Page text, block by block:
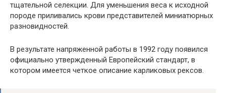
тщательной селекции. Для уменьшения веса к исходной
породе приливались крови представителей миниатюрных
разновидностей.
В результате напряженной работы в 1992 году появился
официально утвержденный Европейский стандарт, в
котором имеется четкое описание карликовых рексов.